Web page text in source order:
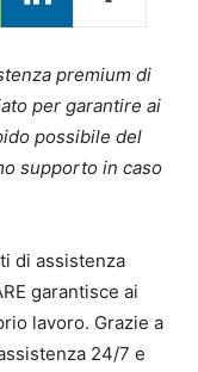
premium di
per garantire ai
possibile del
supporto in caso
di assistenza
garantisce ai
lavoro. Grazie a
24/7 e